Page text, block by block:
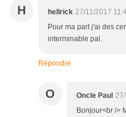
H hellrick 27/11/2017
Pour ma part j'ai des
interminable pal.
Répondre
O Oncle Paul
Bonjour<br />